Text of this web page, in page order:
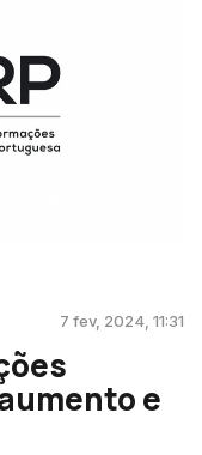
7 fev, 2024, 11:31
e